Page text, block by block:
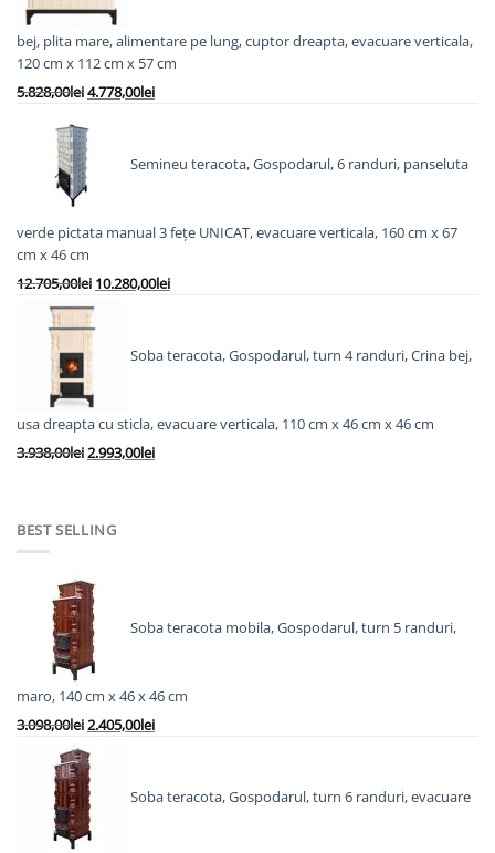
bej, plita mare, alimentare pe lung, cuptor dreapta, evacuare verticala,
120 cm x 112 cm x 57 cm
5.828,00leiPrețul
a
fost:
5.828,00lei.
4.778,00leiPrețul
4.778,00lei.
Semineu teracota, Gospodarul, 6 randuri, panseluta
verde pictata manual 3 fețe UNICAT, evacuare verticala, 160 cm x 67
cm x 46 cm
12.705,00lei Prețul
inițial
a
10.280,00leiPrețul
10.280,00lei.
Soba teracota, Gospodarul, turn 4 randuri, Crina bej,
usa dreapta cu sticla, evacuare verticala, 110 cm x 46 cm x 46 cm
3.938,00leiPrețul
3.938,00lei.
2.993,00leiPrețul
BEST SELLING
Soba teracota mobila, Gospodarul, turn 5 randuri,
maro, 140 cm x 46 x 46 cm
3.098,00leiPrețul
a
fost:
3.098,00lei.
2.405,00leiPrețul
2.405,00lei.
Soba teracota, Gospodarul, turn 6 randuri, evacuare